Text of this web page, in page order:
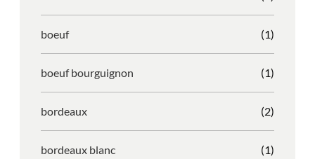
boeuf (1)
boeuf bourguignon (1)
bordeaux (2)
bordeaux blanc (1)